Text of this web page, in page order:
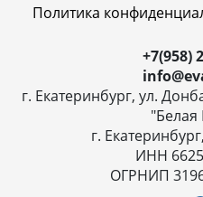
Политика
+7(958)
г. Екатеринбург, ул.
г.
ИНН
ОГРНИП